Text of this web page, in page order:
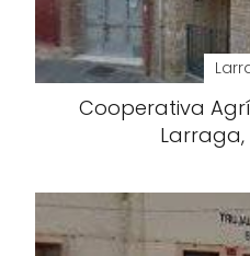
Cooperativa